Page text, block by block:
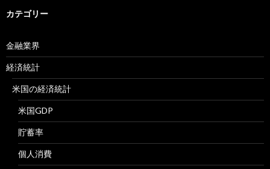
カテゴリー
金融業界
経済統計
米国の経済統計
米国GDP
貯蓄率
個人消費